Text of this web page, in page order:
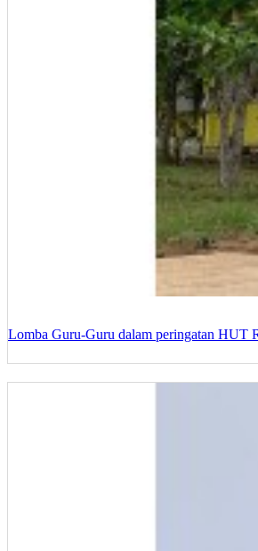
Lomba Guru-Guru dalam peringatan HUT